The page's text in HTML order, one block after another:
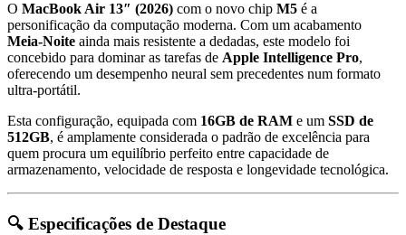
O MacBook Air 13″ (2026) com o novo chip M5 é a
personificação da computação moderna. Com um acabamento
Meia-Noite ainda mais resistente a dedadas, este modelo foi
concebido para dominar as tarefas de Apple Intelligence Pro,
oferecendo um desempenho neural sem precedentes num formato
ultra-portátil.
Esta configuração, equipada com 16GB de RAM e um SSD de
512GB, é amplamente considerada o padrão de excelência para
quem procura um equilíbrio perfeito entre capacidade de
armazenamento, velocidade de resposta e longevidade tecnológica.
🔍 Especificações de Destaque